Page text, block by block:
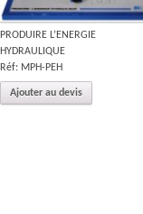
PRODUIRE L’ENERGIE
HYDRAULIQUE
Réf: MPH-PEH
Ajouter au devis